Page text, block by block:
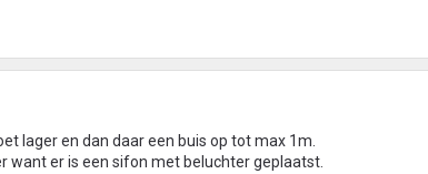
lager en dan daar een buis op tot max 1m.
er is een sifon met beluchter geplaatst.